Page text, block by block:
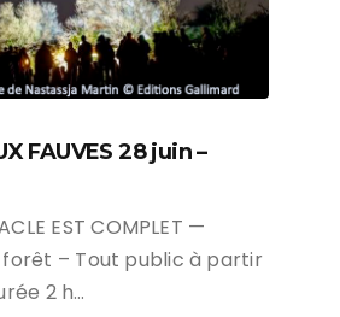
FAUVES 28 juin –
EST COMPLET —
– Tout public à partir
2 h…